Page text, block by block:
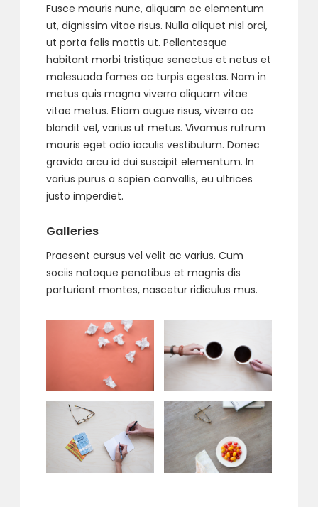
Fusce mauris nunc, aliquam ac elementum
ut, dignissim vitae risus. Nulla aliquet nisl orci,
ut porta felis mattis ut. Pellentesque
habitant morbi tristique senectus et netus et
malesuada fames ac turpis egestas. Nam in
metus quis magna viverra aliquam vitae
vitae metus. Etiam augue risus, viverra ac
blandit vel, varius ut metus. Vivamus rutrum
mauris eget odio iaculis vestibulum. Donec
gravida arcu id dui suscipit elementum. In
varius purus a sapien convallis, eu ultrices
justo imperdiet.
Galleries
Praesent cursus vel velit ac varius. Cum
sociis natoque penatibus et magnis dis
parturient montes, nascetur ridiculus mus.